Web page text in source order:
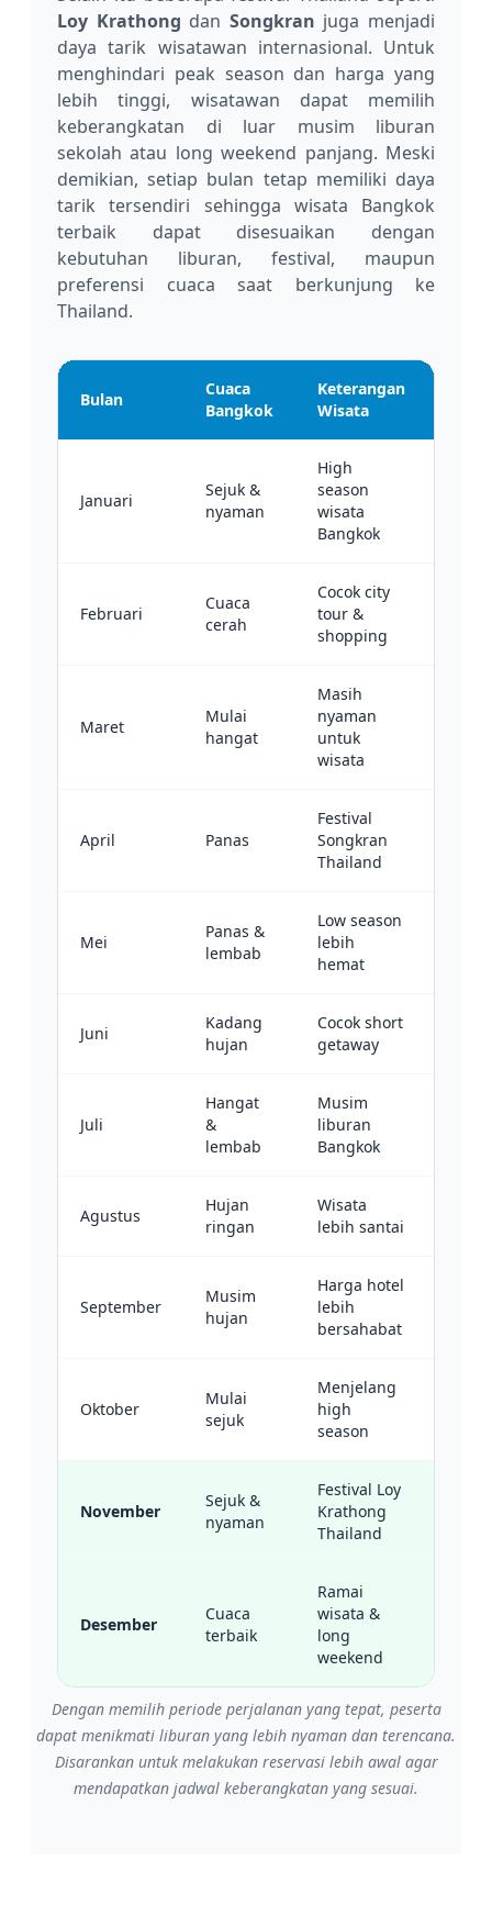
Loy Krathong dan Songkran juga menjadi
daya tarik wisatawan internasional. Untuk
menghindari peak season dan harga yang
lebih tinggi, wisatawan dapat memilih
keberangkatan di luar musim liburan
sekolah atau long weekend panjang. Meski
demikian, setiap bulan tetap memiliki daya
tarik tersendiri sehingga wisata Bangkok
terbaik dapat disesuaikan dengan
kebutuhan liburan, festival, maupun
preferensi cuaca saat berkunjung ke
Thailand.
Bulan
Cuaca
Bangkok
Keterangan
Wisata
Januari
Sejuk &
nyaman
High
season
wisata
Bangkok
Februari
Cuaca
cerah
Cocok city
tour &
shopping
Maret
Mulai
hangat
Masih
nyaman
untuk
wisata
April Panas
Festival
Songkran
Thailand
Mei
Panas &
lembab
Low season
lebih
hemat
Juni
Kadang
hujan
Cocok short
getaway
Juli
Hangat
&
lembab
Musim
liburan
Bangkok
Agustus
Hujan
ringan
Wisata
lebih santai
September
Musim
hujan
Harga hotel
lebih
bersahabat
Oktober
Mulai
sejuk
Menjelang
high
season
November
Sejuk &
nyaman
Festival Loy
Krathong
Thailand
Desember
Cuaca
terbaik
Ramai
wisata &
long
weekend
Dengan memilih periode perjalanan yang tepat, peserta
dapat menikmati liburan yang lebih nyaman dan terencana.
Disarankan untuk melakukan reservasi lebih awal agar
mendapatkan jadwal keberangkatan yang sesuai.